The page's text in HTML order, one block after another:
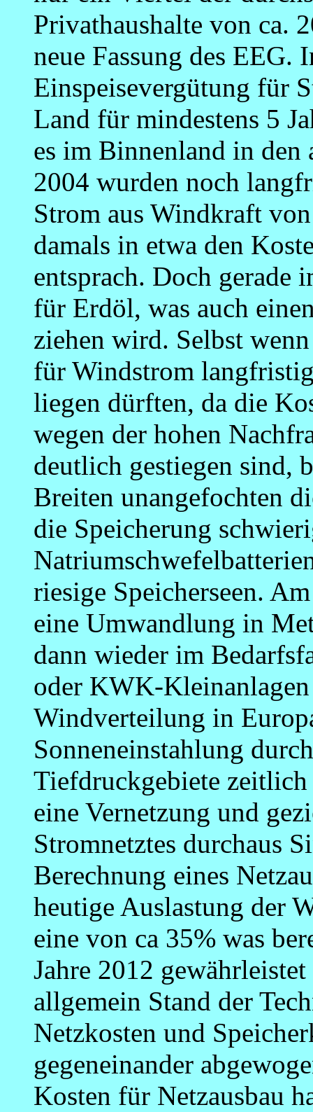
Privathaushalte von ca.
neue Fassung des EEG.
Einspeisevergütung für
Land für mindestens 5
es im Binnenland in den
2004 wurden noch
Strom aus Windkraft
damals in etwa den
entsprach. Doch gerade
für Erdöl, was auch
ziehen wird. Selbst
für Windstrom
liegen dürften, da die
wegen der hohen
deutlich gestiegen sind,
Breiten unangefochten
die Speicherung
riesige Speicherseen.
eine Umwandlung in
dann wieder im
oder KWK-
Windverteilung in
Sonneneinstahlung
Tiefdruckgebiete
eine Vernetzung und
Stromnetztes durchaus
Berechnung eines
heutige Auslastung der
eine von ca 35% was
Jahre 2012
allgemein Stand der
Netzkosten und
gegeneinander
Kosten für Netzausbau